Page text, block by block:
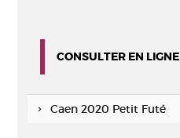
CONSULTER EN LIGNE
Caen 2020 Petit Futé